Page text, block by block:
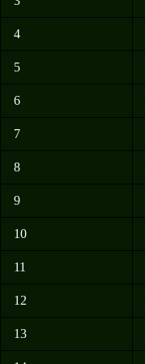
4
5
6
7
8
9
10
11
12
13